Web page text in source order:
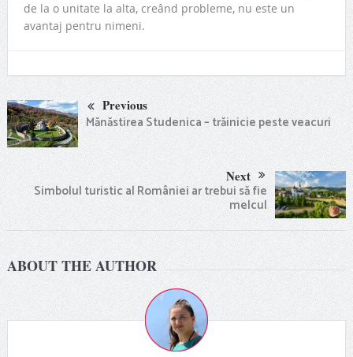
de la o unitate la alta, creând probleme, nu este un
avantaj pentru nimeni.
Previous
Mănăstirea Studenica – trăinicie peste veacuri
Next
Simbolul turistic al României ar trebui să fie
melcul
ABOUT THE AUTHOR